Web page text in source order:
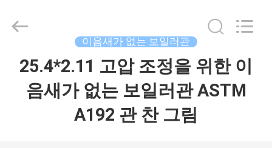
2021
Joyruns
이음새가 없는 보일러관
25.4*2.11 고압 조정을 위한 이
음새가 없는 보일러관 ASTM
A192 관 찬 그림